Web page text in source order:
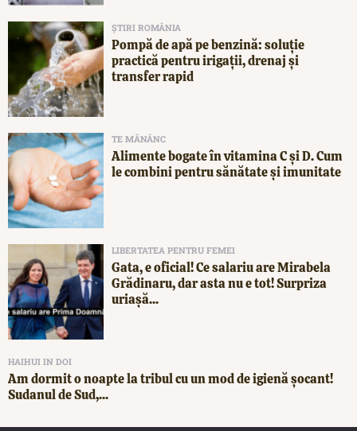
ȘTIRI ROMÂNIA
Pompă de apă pe benzină: soluție
practică pentru irigații, drenaj și
transfer rapid
TE MĂNÂNC
Alimente bogate în vitamina C și D. Cum
le combini pentru sănătate și imunitate
LIBERTATEA PENTRU FEMEI
Gata, e oficial! Ce salariu are Mirabela
Grădinaru, dar asta nu e tot! Surpriza
uriașă...
HAIHUI IN DOI
Am dormit o noapte la tribul cu un mod de igienă șocant!
Sudanul de Sud,...